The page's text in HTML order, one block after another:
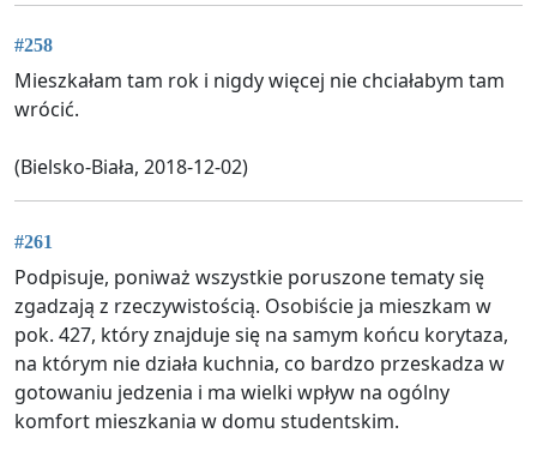
#258
Mieszkałam tam rok i nigdy więcej nie chciałabym tam
wrócić.
(Bielsko-Biała, 2018-12-02)
#261
Podpisuje, poniważ wszystkie poruszone tematy się
zgadzają z rzeczywistością. Osobiście ja mieszkam w
pok. 427, który znajduje się na samym końcu korytaza,
na którym nie działa kuchnia, co bardzo przeskadza w
gotowaniu jedzenia i ma wielki wpływ na ogólny
komfort mieszkania w domu studentskim.